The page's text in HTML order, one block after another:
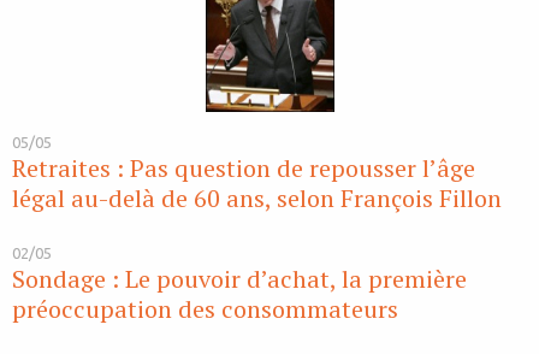
05/05
Retraites : Pas question de repousser l’âge
légal au-delà de 60 ans, selon François Fillon
02/05
Sondage : Le pouvoir d’achat, la première
préoccupation des consommateurs